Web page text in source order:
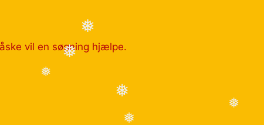
❅
❅
❅
❅
❅
vil en søgning hjælpe.